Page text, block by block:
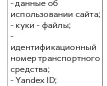
- данные об
использовании сайта;
- куки - файлы;
-
идентификационный
номер транспортного
средства;
- Yandex ID;